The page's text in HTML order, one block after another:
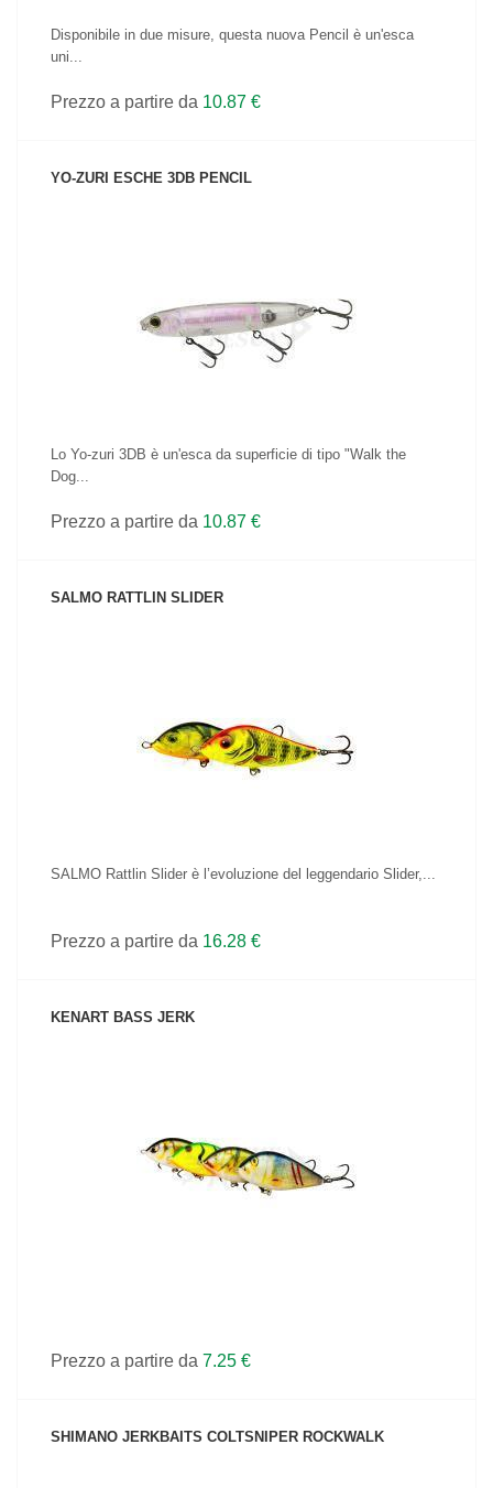
Disponibile in due misure, questa nuova Pencil è un'esca
uni...
Prezzo a partire da 10.87 €
YO-ZURI ESCHE 3DB PENCIL
Lo Yo-zuri 3DB è un'esca da superficie di tipo "Walk the
Dog...
Prezzo a partire da 10.87 €
SALMO RATTLIN SLIDER
SALMO Rattlin Slider è l’evoluzione del leggendario Slider,...
Prezzo a partire da 16.28 €
KENART BASS JERK
Prezzo a partire da 7.25 €
SHIMANO JERKBAITS COLTSNIPER ROCKWALK